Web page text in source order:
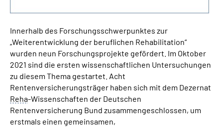
Innerhalb des Forschungsschwerpunktes zur
„Weiterentwicklung der beruflichen Rehabilitation“
wurden neun Forschungsprojekte gefördert. Im Oktober
2021 sind die ersten wissenschaftlichen Untersuchungen
zu diesem Thema gestartet. Acht
Rentenversicherungsträger haben sich mit dem Dezernat
Reha-Wissenschaften der Deutschen
Rentenversicherung Bund zusammengeschlossen, um
erstmals einen gemeinsamen,